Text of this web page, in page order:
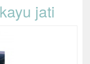
jati